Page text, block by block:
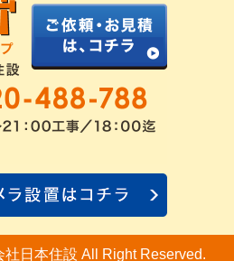
料金
グ
ーム
日本住設 All Right Reserved.